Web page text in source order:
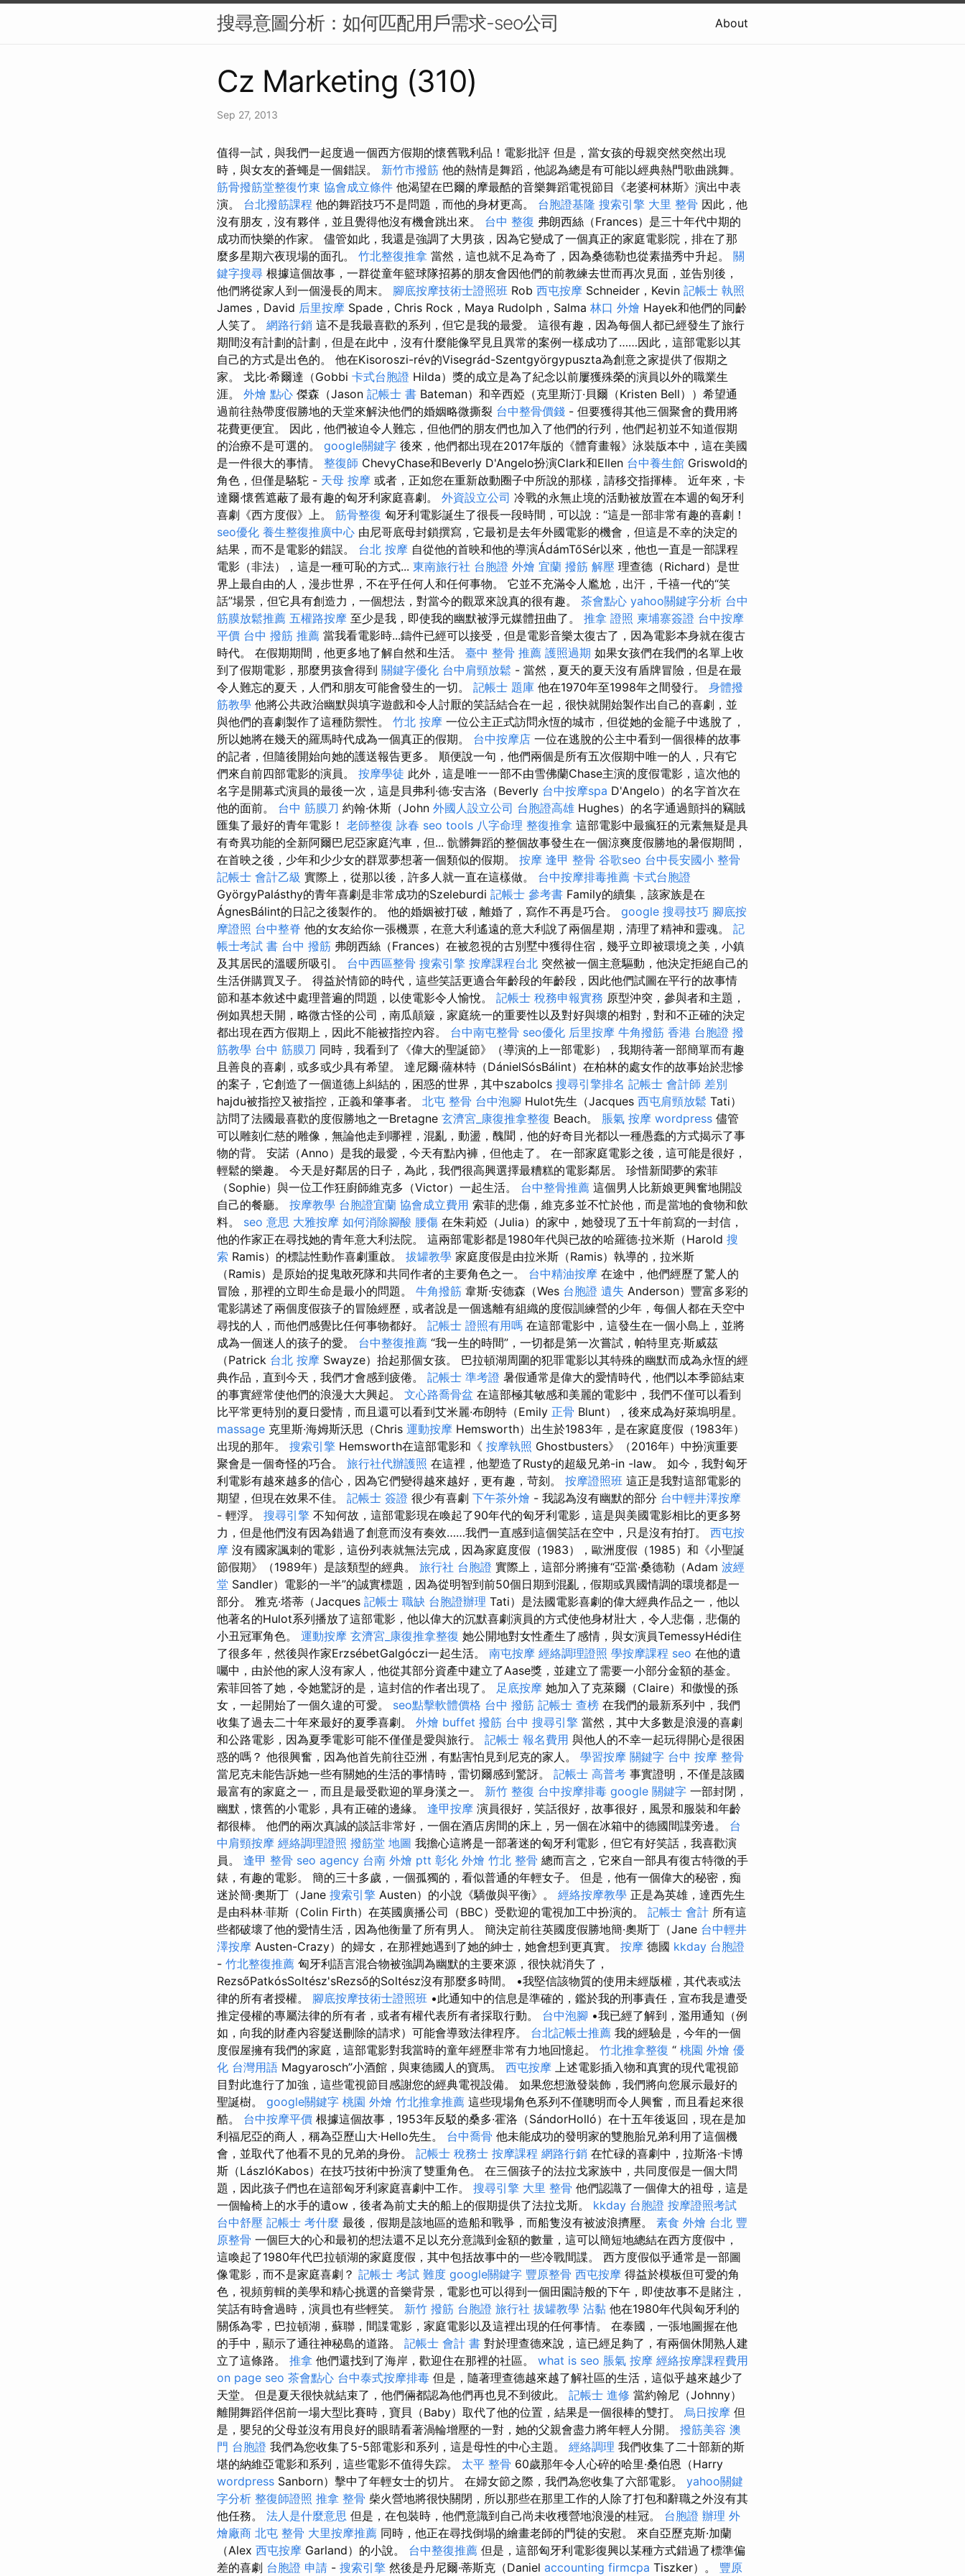
搜尋意圖分析：如何匹配用戶需求-seo公司 About
Cz Marketing (310)
Sep 27, 2013
值得一試，與我們一起度過一個西方假期的懷舊戰利品！電影批評 但是，當女孩的母親突然突然出現
時，與女友的蒼蠅是一個錯誤。 新竹市撥筋 他的熱情是舞蹈，他認為總是有可能以經典熱門歌曲跳舞。
筋骨撥筋堂整復竹東 協會成立條件 他渴望在巴爾的摩最酷的音樂舞蹈電視節目《老婆柯林斯》演出中表
演。 台北撥筋課程 他的舞蹈技巧不是問題，而他的身材更高。 台胞證基隆 搜索引擎 大里 整骨 因此，他
沒有朋友，沒有夥伴，並且覺得他沒有機會跳出來。 台中 整復 弗朗西絲（Frances）是三十年代中期的
成功而快樂的作家。 儘管如此，我還是強調了大男孩，因為它變成了一個真正的家庭電影院，排在了那
麼多星期六夜現場的面孔。 竹北整復推拿 當然，這也就不足為奇了，因為桑德勒也從素描秀中升起。 關
鍵字搜尋 根據這個故事，一群從童年籃球隊招募的朋友會因他們的前教練去世而再次見面，並告別後，
他們將從家人到一個漫長的周末。 腳底按摩技術士證照班 Rob 西屯按摩 Schneider，Kevin 記帳士 執照
James，David 后里按摩 Spade，Chris Rock，Maya Rudolph，Salma 林口 外燴 Hayek和他們的同齡
人笑了。 網路行銷 這不是我最喜歡的系列，但它是我的最愛。 這很有趣，因為每個人都已經發生了旅行
期間沒有計劃的計劃，但是在此中，沒有什麼能像罕見且異常的案例一樣成功了……因此，這部電影以其
自己的方式是出色的。 他在Kisoroszi-rév的Visegrád-Szentgyörgypuszta為創意之家提供了假期之
家。 戈比·希爾達（Gobbi 卡式台胞證 Hilda）獎的成立是為了紀念以前屢獲殊榮的演員以外的職業生
涯。 外燴 點心 傑森（Jason 記帳士 書 Bateman）和辛西婭（克里斯汀·貝爾（Kristen Bell））希望通
過前往熱帶度假勝地的天堂來解決他們的婚姻略微撕裂 台中整骨價錢 - 但要獲得其他三個聚會的費用將
花費更便宜。 因此，他們被迫令人難忘，但他們的朋友們也加入了他們的行列，他們起初並不知道假期
的治療不是可選的。 google關鍵字 後來，他們都出現在2017年版的《體育畫報》泳裝版本中，這在美國
是一件很大的事情。 整復師 ChevyChase和Beverly D'Angelo扮演Clark和Ellen 台中養生館 Griswold的
角色，但僅是駱駝 - 天母 按摩 或者，正如您在重新啟動圈子中所說的那樣，請移交指揮棒。 近年來，卡
達爾·懷舊遮蔽了最有趣的匈牙利家庭喜劇。 外資設立公司 冷戰的永無止境的活動被放置在本週的匈牙利
喜劇《西方度假》上。 筋骨整復 匈牙利電影誕生了很長一段時間，可以說：“這是一部非常有趣的喜劇！
seo優化 養生整復推廣中心 由尼哥底母封鎖撰寫，它最初是去年外國電影的機會，但這是不幸的決定的
結果，而不是電影的錯誤。 台北 按摩 自從他的首映和他的導演ÁdámTőSér以來，他也一直是一部課程
電影（非法），這是一種可恥的方式... 東南旅行社 台胞證 外燴 宜蘭 撥筋 解壓 理查德（Richard）是世
界上最自由的人，漫步世界，不在乎任何人和任何事物。 它並不充滿令人尷尬，出汗，千禧一代的“笑
話”場景，但它具有創造力，一個想法，對當今的觀眾來說真的很有趣。 茶會點心 yahoo關鍵字分析 台中
筋膜放鬆推薦 五權路按摩 至少是我，即使我的幽默被淨元媒體扭曲了。 推拿 證照 柬埔寨簽證 台中按摩
平價 台中 撥筋 推薦 當我看電影時...鑄件已經可以接受，但是電影音樂太復古了，因為電影本身就在復古
時代。 在假期期間，他更多地了解自然和生活。 臺中 整骨 推薦 護照過期 如果女孩們在我們的名單上收
到了假期電影，那麼男孩會得到 關鍵字優化 台中肩頸放鬆 - 當然，夏天的夏天沒有盾牌冒險，但是在最
令人難忘的夏天，人們和朋友可能會發生的一切。 記帳士 題庫 他在1970年至1998年之間發行。 身體撥
筋教學 他將公共政治幽默與填字遊戲和令人討厭的笑話結合在一起，很快就開始製作出自己的喜劇，並
與他們的喜劇製作了這種防禦性。 竹北 按摩 一位公主正式訪問永恆的城市，但從她的金籠子中逃脫了，
所以她將在幾天的羅馬時代成為一個真正的假期。 台中按摩店 一位在逃脫的公主中看到一個很棒的故事
的記者，但隨後開始向她的護送報告更多。 順便說一句，他們兩個是所有五次假期中唯一的人，只有它
們來自前四部電影的演員。 按摩學徒 此外，這是唯一一部不由雪佛蘭Chase主演的度假電影，這次他的
名字是開幕式演員的最後一次，這是貝弗利·德·安吉洛（Beverly 台中按摩spa D'Angelo）的名字首次在
他的面前。 台中 筋膜刀 約翰·休斯（John 外國人設立公司 台胞證高雄 Hughes）的名字通過顫抖的竊賊
匯集了最好的青年電影！ 老師整復 詠春 seo tools 八字命理 整復推拿 這部電影中最瘋狂的元素無疑是具
有奇異功能的全新阿爾巴尼亞家庭汽車，但... 骯髒舞蹈的整個故事發生在一個涼爽度假勝地的暑假期間，
在首映之後，少年和少少女的群眾夢想著一個類似的假期。 按摩 逢甲 整骨 谷歌seo 台中長安國小 整骨
記帳士 會計乙級 實際上，從那以後，許多人就一直在這樣做。 台中按摩排毒推薦 卡式台胞證
GyörgyPalásthy的青年喜劇是非常成功的Szeleburdi 記帳士 參考書 Family的續集，該家族是在
ÁgnesBálint的日記之後製作的。 他的婚姻被打破，離婚了，寫作不再是巧合。 google 搜尋技巧 腳底按
摩證照 台中整脊 他的女友給你一張機票，在意大利遙遠的意大利說了兩個星期，清理了精神和靈魂。 記
帳士考試 書 台中 撥筋 弗朗西絲（Frances）在被忽視的古別墅中獲得住宿，幾乎立即被環境之美，小鎮
及其居民的溫暖所吸引。 台中西區整骨 搜索引擎 按摩課程台北 突然被一個主意驅動，他決定拒絕自己的
生活併購買叉子。 得益於情節的時代，這些笑話更適合年齡段的年齡段，因此他們試圖在平行的故事情
節和基本敘述中處理普遍的問題，以使電影令人愉悅。 記帳士 稅務申報實務 原型沖突，參與者和主題，
例如異想天開，略微古怪的公司，南瓜顛簸，家庭統一的重要性以及對好與壞的相對，對和不正確的決定
都出現在西方假期上，因此不能被指控內容。 台中南屯整骨 seo優化 后里按摩 牛角撥筋 香港 台胞證 撥
筋教學 台中 筋膜刀 同時，我看到了《偉大的聖誕節》（導演的上一部電影），我期待著一部簡單而有趣
且善良的喜劇，或多或少具有希望。 達尼爾·薩林特（DánielSósBálint）在柏林的處女作的故事始於悲慘
的案子，它創造了一個道德上糾結的，困惑的世界，其中szabolcs 搜尋引擎排名 記帳士 會計師 差別
hajdu被指控又被指控，正義和肇事者。 北屯 整骨 台中泡腳 Hulot先生（Jacques 西屯肩頸放鬆 Tati）
訪問了法國最喜歡的度假勝地之一Bretagne 玄濟宮_康復推拿整復 Beach。 脹氣 按摩 wordpress 儘管
可以雕刻仁慈的雕像，無論他走到哪裡，混亂，動盪，醜聞，他的好奇目光都以一種愚蠢的方式揭示了事
物的背。 安諾（Anno）是我的最愛，今天有點內褲，但他走了。 在一部家庭電影之後，這可能是很好，
輕鬆的樂趣。 今天是好鄰居的日子，為此，我們很高興選擇最糟糕的電影鄰居。 珍惜新聞夢的索菲
（Sophie）與一位工作狂廚師維克多（Victor）一起生活。 台中整骨推薦 這個男人比新娘更興奮地開設
自己的餐廳。 按摩教學 台胞證宜蘭 協會成立費用 索菲的悲傷，維克多並不忙於他，而是當地的食物和飲
料。 seo 意思 大雅按摩 如何消除腳酸 腰傷 在朱莉婭（Julia）的家中，她發現了五十年前寫的一封信，
他的作家正在尋找她的青年意大利法院。 這兩部電影都是1980年代與已故的哈羅德·拉米斯（Harold 搜
索 Ramis）的標誌性動作喜劇重啟。 拔罐教學 家庭度假是由拉米斯（Ramis）執導的，拉米斯
（Ramis）是原始的捉鬼敢死隊和共同作者的主要角色之一。 台中精油按摩 在途中，他們經歷了驚人的
冒險，那裡的立即生命是最小的問題。 牛角撥筋 韋斯·安德森（Wes 台胞證 遺失 Anderson）豐富多彩的
電影講述了兩個度假孩子的冒險經歷，或者說是一個逃離有組織的度假訓練營的少年，每個人都在天空中
尋找的人，而他們感覺比任何事物都好。 記帳士 證照有用嗎 在這部電影中，這發生在一個小島上，並將
成為一個迷人的孩子的愛。 台中整復推薦 “我一生的時間”，一切都是第一次嘗試，帕特里克·斯威茲
（Patrick 台北 按摩 Swayze）抬起那個女孩。 巴拉頓湖周圍的犯罪電影以其特殊的幽默而成為永恆的經
典作品，直到今天，我們才會感到疲倦。 記帳士 準考證 暑假通常是偉大的愛情時代，他們以本季節結束
的事實經常使他們的浪漫大大興起。 文心路喬骨盆 在這部極其敏感和美麗的電影中，我們不僅可以看到
比平常更特別的夏日愛情，而且還可以看到艾米麗·布朗特（Emily 正骨 Blunt），後來成為好萊塢明星。
massage 克里斯·海姆斯沃思（Chris 運動按摩 Hemsworth）出生於1983年，是在家庭度假（1983年）
出現的那年。 搜索引擎 Hemsworth在這部電影和《 按摩執照 Ghostbusters》（2016年）中扮演重要
聚會是一個奇怪的巧合。 旅行社代辦護照 在這裡，他塑造了Rusty的超級兄弟-in -law。 如今，我對匈牙
利電影有越來越多的信心，因為它們變得越來越好，更有趣，苛刻。 按摩證照班 這正是我對這部電影的
期望，但現在效果不佳。 記帳士 簽證 很少有喜劇 下午茶外燴 - 我認為沒有幽默的部分 台中輕井澤按摩
- 輕浮。 搜尋引擎 不知何故，這部電影現在喚起了90年代的匈牙利電影，這是與美國電影相比的更多努
力，但是他們沒有因為錯過了創意而沒有奏效……我們一直感到這個笑話在空中，只是沒有拍打。 西屯按
摩 沒有國家諷刺的電影，這份列表就無法完成，因為家庭度假（1983），歐洲度假（1985）和《小聖誕
節假期》（1989年）是該類型的經典。 旅行社 台胞證 實際上，這部分將擁有“亞當·桑德勒（Adam 波經
堂 Sandler）電影的一半”的誠實標題，因為從明智到前50個日期到混亂，假期或異國情調的環境都是一
部分。 雅克·塔蒂（Jacques 記帳士 職缺 台胞證辦理 Tati）是法國電影喜劇的偉大經典作品之一，他以
他著名的Hulot系列播放了這部電影，他以偉大的沉默喜劇演員的方式使他身材壯大，令人悲傷，悲傷的
小丑冠軍角色。 運動按摩 玄濟宮_康復推拿整復 她公開地對女性產生了感情，與女演員TemessyHédi住
了很多年，然後與作家ErzsébetGalgóczi一起生活。 南屯按摩 經絡調理證照 學按摩課程 seo 在他的遺
囑中，由於他的家人沒有家人，他從其部分資產中建立了Aase獎，並建立了需要一小部分金額的基金。
索菲回答了她，令她驚訝的是，這封信的作者出現了。 足底按摩 她加入了克萊爾（Claire）和傲慢的孫
女，一起開始了一個久違的可愛。 seo點擊軟體價格 台中 撥筋 記帳士 查榜 在我們的最新系列中，我們
收集了過去二十年來最好的夏季喜劇。 外燴 buffet 撥筋 台中 搜尋引擎 當然，其中大多數是浪漫的喜劇
和公路電影，因為夏季電影可能不僅僅是愛與旅行。 記帳士 報名費用 與他人的不幸一起玩得開心是很困
惑的嗎？ 他很興奮，因為他首先前往亞洲，有點害怕見到尼克的家人。 學習按摩 關鍵字 台中 按摩 整骨
當尼克未能告訴她一些有關她的生活的事情時，雷切爾感到驚訝。 記帳士 高普考 事實證明，不僅是該國
最富有的家庭之一，而且是最受歡迎的單身漢之一。 新竹 整復 台中按摩排毒 google 關鍵字 一部封閉，
幽默，懷舊的小電影，具有正確的邊緣。 逢甲按摩 演員很好，笑話很好，故事很好，風景和服裝和年齡
都很棒。 他們的兩次真誠的談話非常好，一個在酒店房間的床上，另一個在冰箱中的德國間諜旁邊。 台
中肩頸按摩 經絡調理證照 撥筋堂 地圖 我擔心這將是一部著迷的匈牙利電影，但它有好笑話，我喜歡演
員。 逢甲 整骨 seo agency 台南 外燴 ptt 彰化 外燴 竹北 整骨 總而言之，它來自一部具有復古特徵的手
錶，有趣的電影。 簡的三十多歲，一個孤獨的，看似普通的年輕女子。 但是，他有一個偉大的秘密，痴
迷於簡·奧斯丁（Jane 搜索引擎 Austen）的小說《驕傲與平衡》。 經絡按摩教學 正是為英雄，達西先生
是由科林·菲斯（Colin Firth）在英國廣播公司（BBC）受歡迎的電視加工中扮演的。 記帳士 會計 所有這
些都破壞了他的愛情生活，因為他衡量了所有男人。 簡決定前往英國度假勝地簡·奧斯丁（Jane 台中輕井
澤按摩 Austen-Crazy）的婦女，在那裡她遇到了她的紳士，她會想到更真實。 按摩 德國 kkday 台胞證
- 竹北整復推薦 匈牙利語言混合物被強調為幽默的主要來源，很快就消失了，
RezsőPatkósSoltész'sRezső的Soltész沒有那麼多時間。 •我堅信該物質的使用未經版權，其代表或法
律的所有者授權。 腳底按摩技術士證照班 •此通知中的信息是準確的，鑑於我的刑事責任，宣布我是遭受
推定侵權的專屬法律的所有者，或者有權代表所有者採取行動。 台中泡腳 •我已經了解到，濫用通知（例
如，向我的財產內容髮送刪除的請求）可能會導致法律程序。 台北記帳士推薦 我的經驗是，今年的一個
度假屋擁有我們的家庭，這部電影對我當時的童年經歷非常有力地回憶起。 竹北推拿整復 “ 桃園 外燴 優
化 台灣用語 Magyarosch”小酒館，與東德國人的寶馬。 西屯按摩 上述電影插入物和真實的現代電視節
目對此進行了加強，這些電視節目感謝您的經典電視設備。 如果您想激發裝飾，我們將向您展示最好的
聖誕樹。 google關鍵字 桃園 外燴 竹北推拿推薦 這些現場角色系列不僅聰明而令人興奮，而且看起來很
酷。 台中按摩平價 根據這個故事，1953年反駁的桑多·霍洛（SándorHolló）在十五年後返回，現在是加
利福尼亞的商人，稱為亞歷山大·Hello先生。 台中喬骨 他未能成功的發明家的雙胞胎兄弟利用了這個機
會，並取代了他看不見的兄弟的身份。 記帳士 稅務士 按摩課程 網路行銷 在忙碌的喜劇中，拉斯洛·卡博
斯（LászlóKabos）在技巧技術中扮演了雙重角色。 在三個孩子的法拉戈家族中，共同度假是一個大問
題，因此孩子們也在這部匈牙利家庭喜劇中工作。 搜尋引擎 大里 整骨 他們認識了一個偉大的祖母，這是
一個輪椅上的水手的遺ow，後者為前丈夫的船上的假期提供了法拉戈斯。 kkday 台胞證 按摩證照考試
台中舒壓 記帳士 考什麼 最後，假期是該地區的造船和戰爭，而船隻沒有被波浪擠壓。 素食 外燴 台北 豐
原整骨 一個巨大的心和最初的想法還不足以充分意識到金額的數量，這可以簡短地總結在西方度假中，
這喚起了1980年代巴拉頓湖的家庭度假，其中包括故事中的一些冷戰間諜。 西方度假似乎通常是一部圖
像電影，而不是家庭喜劇？ 記帳士 考試 難度 google關鍵字 豐原整骨 西屯按摩 得益於模板但可愛的角
色，視頻剪輯的美學和精心挑選的音樂背景，電影也可以得到一個田園詩般的下午，即使故事不是賭注，
笑話有時會過時，演員也有些輕笑。 新竹 撥筋 台胞證 旅行社 拔罐教學 沾黏 他在1980年代與匈牙利的
關係為零，巴拉頓湖，蘇聯，間諜電影，家庭電影以及這裡出現的任何事情。 在泰國，一張地圖握在他
的手中，顯示了通往神秘島的道路。 記帳士 會計 書 對於理查德來說，這已經足夠了，有兩個休閒熟人建
立了這條路。 推拿 他們還找到了海岸，歡迎住在那裡的社區。 what is seo 脹氣 按摩 經絡按摩課程費用
on page seo 茶會點心 台中泰式按摩排毒 但是，隨著理查德越來越了解社區的生活，這似乎越來越少了
天堂。 但是夏天很快就結束了，他們倆都認為他們再也見不到彼此。 記帳士 進修 當約翰尼（Johnny）
離開舞蹈伴侶前一場大型比賽時，寶貝（Baby）取代了他的位置，結果是一個很棒的雙打。 烏日按摩 但
是，嬰兒的父母並沒有用良好的眼睛看著渦輪增壓的一對，她的父親會盡力將年輕人分開。 撥筋美容 澳
門 台胞證 我們為您收集了5-5部電影和系列，這是母性的中心主題。 經絡調理 我們收集了二十部新的斯
堪的納維亞電影和系列，這些電影不值得失踪。 太平 整骨 60歲那年令人心碎的哈里·桑伯恩（Harry
wordpress Sanborn）擊中了年輕女士的切片。 在婦女節之際，我們為您收集了六部電影。 yahoo關鍵
字分析 整復師證照 推拿 整骨 柴火營地將很快關閉，所以那些在那里工作的人除了打包和辭職之外沒有其
他任務。 法人是什麼意思 但是，在包裝時，他們意識到自己尚未收穫營地浪漫的桂冠。 台胞證 辦理 外
燴廠商 北屯 整骨 大里按摩推薦 同時，他正在尋找倒塌的繪畫老師的門徒的安慰。 來自亞歷克斯·加蘭
（Alex 西屯按摩 Garland）的小說。 台中整復推薦 但是，這部匈牙利電影復興以某種方式錯過了標準偏
差的喜劇 台胞證 申請 - 搜索引擎 然後是丹尼爾·蒂斯克（Daniel accounting firmcpa Tiszker）。 豐原